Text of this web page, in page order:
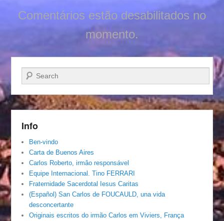
Comentários estão desabilitados no
momento.
Pesquisar…
Info
Ben-vindo
Carta de Buenos Aires
Carlos Roberto, irmâo responsável
Equipe Internacional. Tino FERRARI
Fraternidade Sacerdotal Iesus Caritas
(Español) San Carlos de FOUCAULD, una vida
desconcertante
Originais escritos do irmão Carlos em Viviers, França